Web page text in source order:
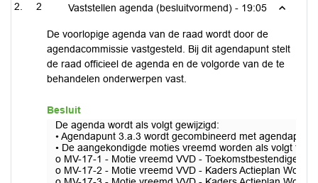
2 Vaststellen agenda (besluitvormend) - 19:05
De voorlopige agenda van de raad wordt door de
agendacommissie vastgesteld. Bij dit agendapunt stelt
de raad officieel de agenda en de volgorde van de te
behandelen onderwerpen vast.
Besluit
De agenda wordt als volgt gewijzigd:
• Agendapunt 3.a.3 wordt gecombineerd met
• De aangekondigde moties vreemd worden als volgt
o MV-17-1 - Motie vreemd VVD - Toekomstbestendige
o MV-17-2 - Motie vreemd VVD - Kaders Actieplan